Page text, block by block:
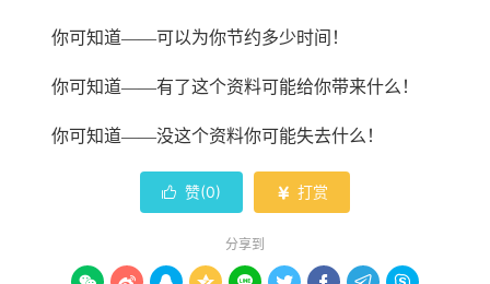
你可知道——可以为你节约多少时间！
你可知道——有了这个资料可能给你带来什么！
你可知道——没这个资料你可能失去什么 ！
 赞(0)  打赏
分享到